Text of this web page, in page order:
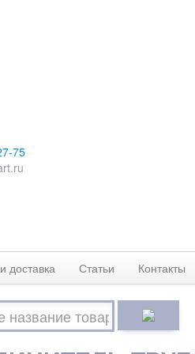
75
доставка Статьи Контакты